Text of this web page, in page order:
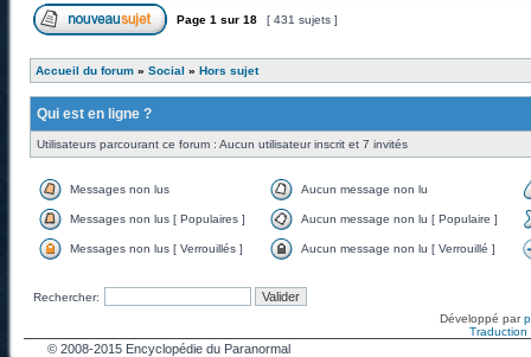
Page 1 sur 18 [ 431 sujets ]
Accueil du forum » Social » Hors sujet
Qui est en ligne ?
Utilisateurs parcourant ce forum : Aucun utilisateur inscrit et 7 invités
Messages non lus Aucun message non lu
Messages non lus [ Populaires ] Aucun message non lu [ Populaire ]
Messages non lus [ Verrouillés ] Aucun message non lu [ Verrouillé ]
Rechercher:
Développé par
Traduction
© 2008-2015 Encyclopédie du Paranormal